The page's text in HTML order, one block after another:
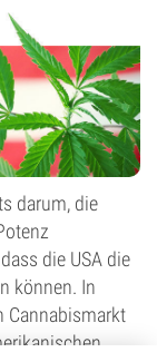
darum, die
die USA die
können. In
Cannabismarkt